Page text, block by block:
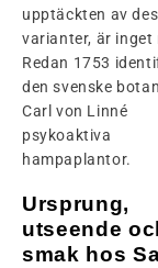
upptäckten av
varianter, är inget
Redan 1753
den svenske
Carl von Linné
psykoaktiva
hampaplantor.
Ursprung,
utseende
smak hos